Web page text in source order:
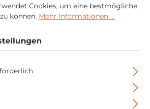
2 - Stapelsichtbox - 102x160x75 -
Cookies, um eine bestmögliche
können. Mehr Informationen ...